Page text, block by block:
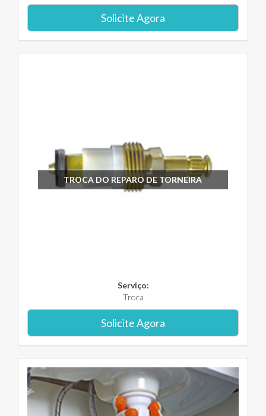
Solicite Agora
TROCA DO REPARO DE TORNEIRA
Serviço:
Troca
Solicite Agora